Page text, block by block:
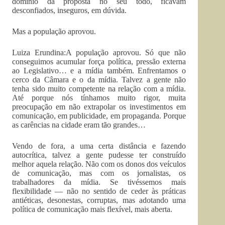
desconfiados, inseguros, em dúvida.
Mas a população aprovou.
Luiza Erundina:A população aprovou. Só que não
conseguimos acumular força política, pressão externa
ao Legislativo… e a mídia também. Enfrentamos o
cerco da Câmara e o da mídia. Talvez a gente não
tenha sido muito competente na relação com a mídia.
Até porque nós tínhamos muito rigor, muita
preocupação em não extrapolar os investimentos em
comunicação, em publicidade, em propaganda. Porque
as carências na cidade eram tão grandes…
Vendo de fora, a uma certa distância e fazendo
autocrítica, talvez a gente pudesse ter construído
melhor aquela relação. Não com os donos dos veículos
de comunicação, mas com os jornalistas, os
trabalhadores da mídia. Se tivéssemos mais
flexibilidade — não no sentido de ceder às práticas
antiéticas, desonestas, corruptas, mas adotando uma
política de comunicação mais flexível, mais aberta.